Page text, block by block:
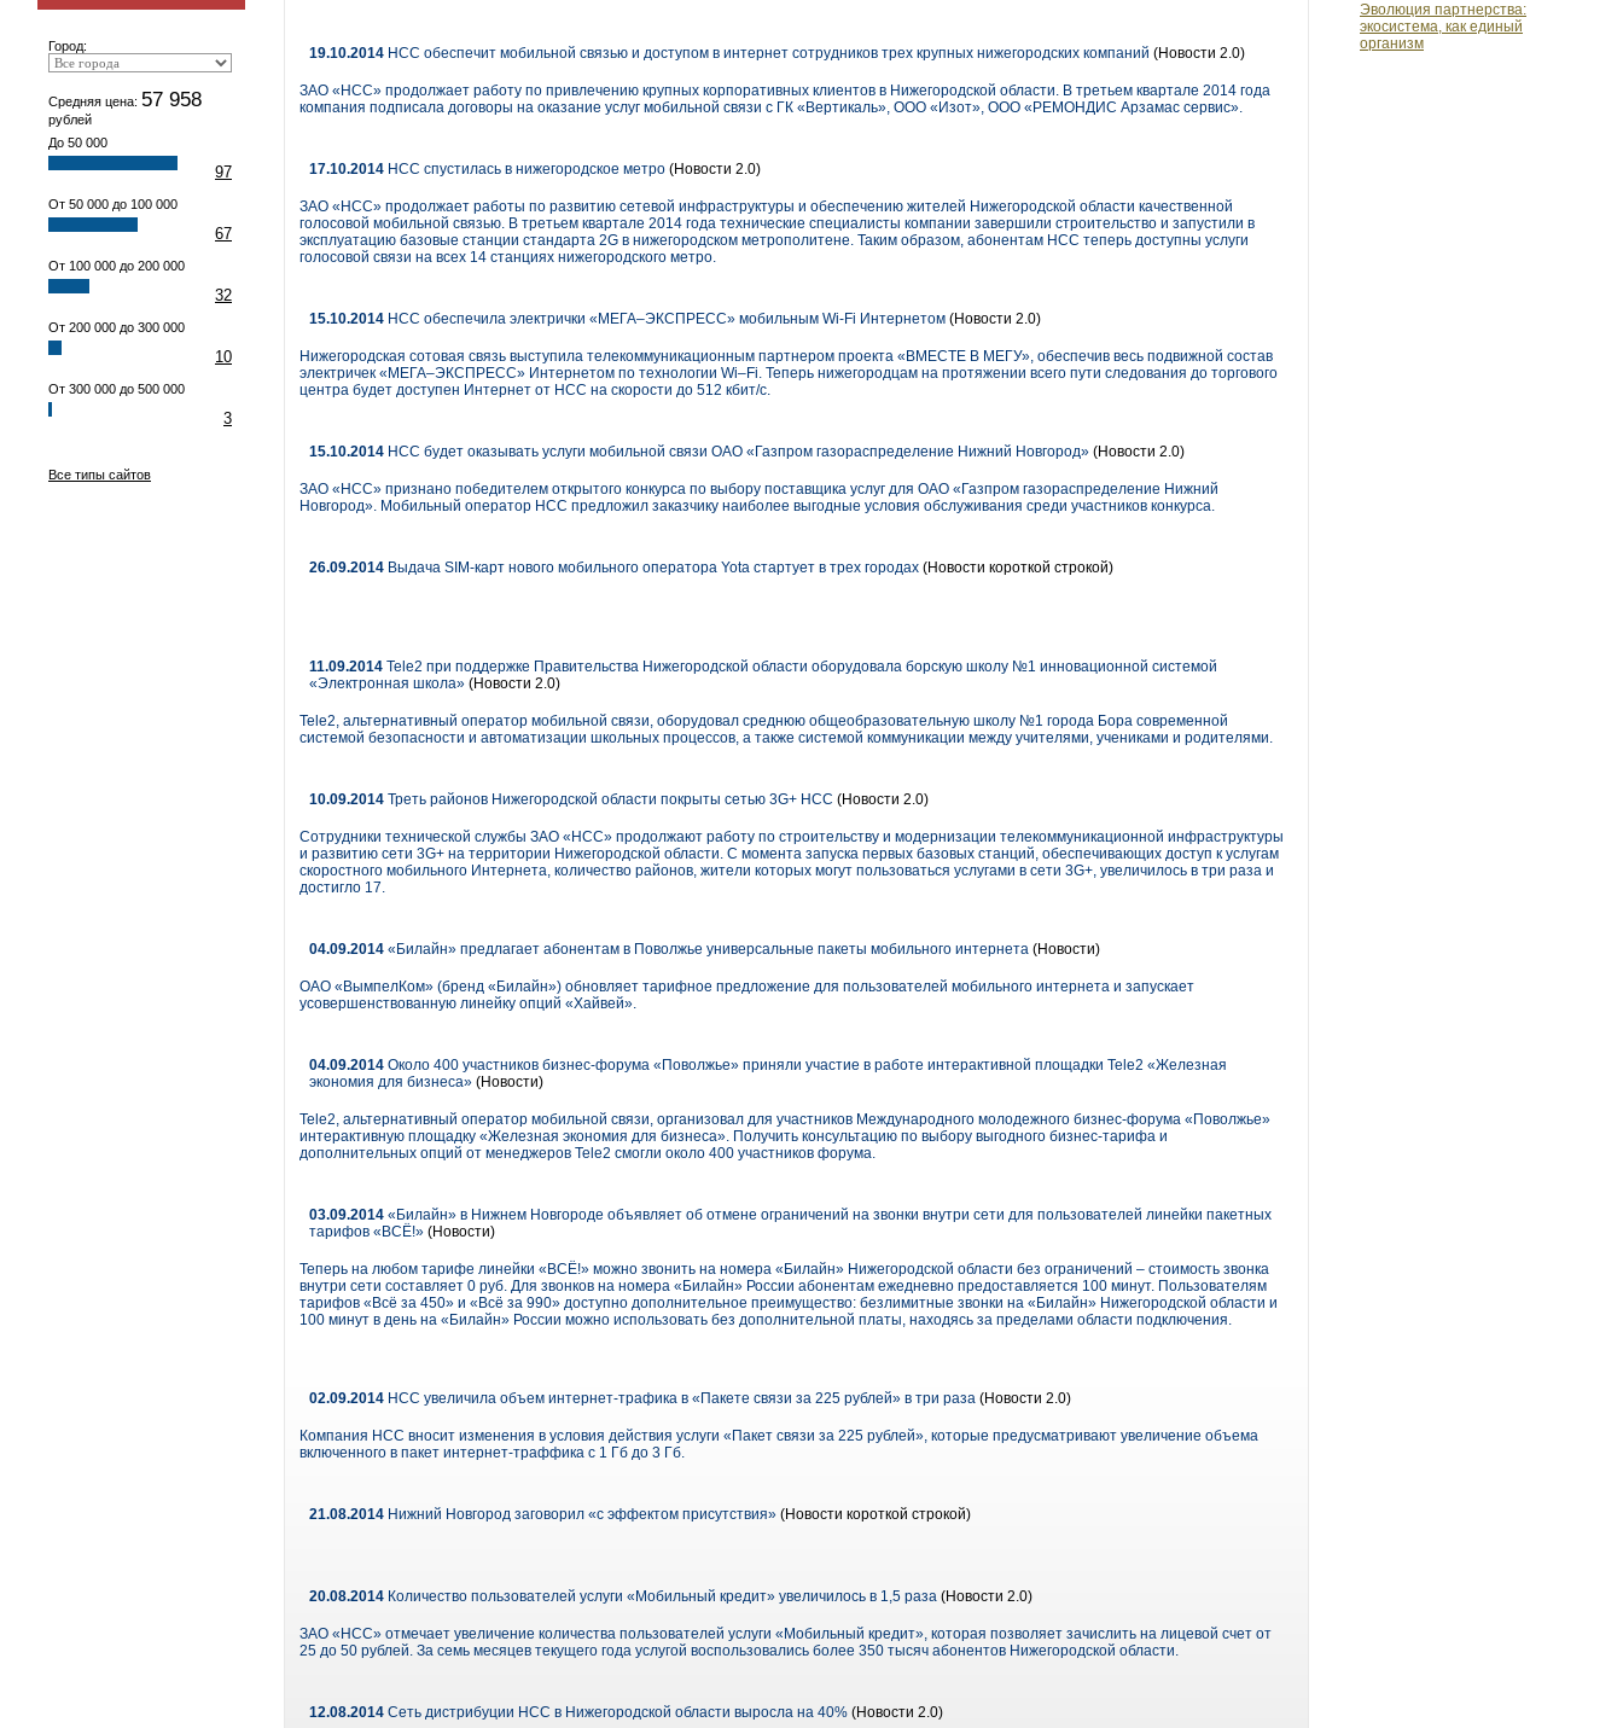
Город:
Средняя цена: 57 958
рублей
До 50 000
97
От 50 000 до 100 000
67
От 100 000 до 200 000
32
От 200 000 до 300 000
10
От 300 000 до 500 000
3
Все типы сайтов
Эволюция партнерства:
экосистема, как единый
организм
19.10.2014 НСС обеспечит мобильной связью и доступом в интернет сотрудников трех крупных нижегородских компаний (Новости 2.0)
ЗАО «НСС» продолжает работу по привлечению крупных корпоративных клиентов в Нижегородской области. В третьем квартале 2014 года
компания подписала договоры на оказание услуг мобильной связи с ГК «Вертикаль», ООО «Изот», ООО «РЕМОНДИС Арзамас сервис».
17.10.2014 НСС спустилась в нижегородское метро (Новости 2.0)
ЗАО «НСС» продолжает работы по развитию сетевой инфраструктуры и обеспечению жителей Нижегородской области качественной
голосовой мобильной связью. В третьем квартале 2014 года технические специалисты компании завершили строительство и запустили в
эксплуатацию базовые станции стандарта 2G в нижегородском метрополитене. Таким образом, абонентам НСС теперь доступны услуги
голосовой связи на всех 14 станциях нижегородского метро.
15.10.2014 НСС обеспечила электрички «МЕГА–ЭКСПРЕСС» мобильным Wi-Fi Интернетом (Новости 2.0)
Нижегородская сотовая связь выступила телекоммуникационным партнером проекта «ВМЕСТЕ В МЕГУ», обеспечив весь подвижной состав
электричек «МЕГА–ЭКСПРЕСС» Интернетом по технологии Wi–Fi. Теперь нижегородцам на протяжении всего пути следования до торгового
центра будет доступен Интернет от НСС на скорости до 512 кбит/с.
15.10.2014 НСС будет оказывать услуги мобильной связи ОАО «Газпром газораспределение Нижний Новгород» (Новости 2.0)
ЗАО «НСС» признано победителем открытого конкурса по выбору поставщика услуг для ОАО «Газпром газораспределение Нижний
Новгород». Мобильный оператор НСС предложил заказчику наиболее выгодные условия обслуживания среди участников конкурса.
26.09.2014 Выдача SIM-карт нового мобильного оператора Yota стартует в трех городах (Новости короткой строкой)
11.09.2014 Tele2 при поддержке Правительства Нижегородской области оборудовала борскую школу №1 инновационной системой
«Электронная школа» (Новости 2.0)
Tele2, альтернативный оператор мобильной связи, оборудовал среднюю общеобразовательную школу №1 города Бора современной
системой безопасности и автоматизации школьных процессов, а также системой коммуникации между учителями, учениками и родителями.
10.09.2014 Треть районов Нижегородской области покрыты сетью 3G+ НСС (Новости 2.0)
Сотрудники технической службы ЗАО «НСС» продолжают работу по строительству и модернизации телекоммуникационной инфраструктуры
и развитию сети 3G+ на территории Нижегородской области. С момента запуска первых базовых станций, обеспечивающих доступ к услугам
скоростного мобильного Интернета, количество районов, жители которых могут пользоваться услугами в сети 3G+, увеличилось в три раза и
достигло 17.
04.09.2014 «Билайн» предлагает абонентам в Поволжье универсальные пакеты мобильного интернета (Новости)
ОАО «ВымпелКом» (бренд «Билайн») обновляет тарифное предложение для пользователей мобильного интернета и запускает
усовершенствованную линейку опций «Хайвей».
04.09.2014 Около 400 участников бизнес-форума «Поволжье» приняли участие в работе интерактивной площадки Tele2 «Железная
экономия для бизнеса» (Новости)
Tele2, альтернативный оператор мобильной связи, организовал для участников Международного молодежного бизнес-форума «Поволжье»
интерактивную площадку «Железная экономия для бизнеса». Получить консультацию по выбору выгодного бизнес-тарифа и
дополнительных опций от менеджеров Tele2 смогли около 400 участников форума.
03.09.2014 «Билайн» в Нижнем Новгороде объявляет об отмене ограничений на звонки внутри сети для пользователей линейки пакетных
тарифов «ВСЁ!» (Новости)
Теперь на любом тарифе линейки «ВСЁ!» можно звонить на номера «Билайн» Нижегородской области без ограничений – стоимость звонка
внутри сети составляет 0 руб. Для звонков на номера «Билайн» России абонентам ежедневно предоставляется 100 минут. Пользователям
тарифов «Всё за 450» и «Всё за 990» доступно дополнительное преимущество: безлимитные звонки на «Билайн» Нижегородской области и
100 минут в день на «Билайн» России можно использовать без дополнительной платы, находясь за пределами области подключения.
02.09.2014 НСС увеличила объем интернет-трафика в «Пакете связи за 225 рублей» в три раза (Новости 2.0)
Компания НСС вносит изменения в условия действия услуги «Пакет связи за 225 рублей», которые предусматривают увеличение объема
включенного в пакет интернет-траффика с 1 Гб до 3 Гб.
21.08.2014 Нижний Новгород заговорил «с эффектом присутствия» (Новости короткой строкой)
20.08.2014 Количество пользователей услуги «Мобильный кредит» увеличилось в 1,5 раза (Новости 2.0)
ЗАО «НСС» отмечает увеличение количества пользователей услуги «Мобильный кредит», которая позволяет зачислить на лицевой счет от
25 до 50 рублей. За семь месяцев текущего года услугой воспользовались более 350 тысяч абонентов Нижегородской области.
12.08.2014 Сеть дистрибуции НСС в Нижегородской области выросла на 40% (Новости 2.0)